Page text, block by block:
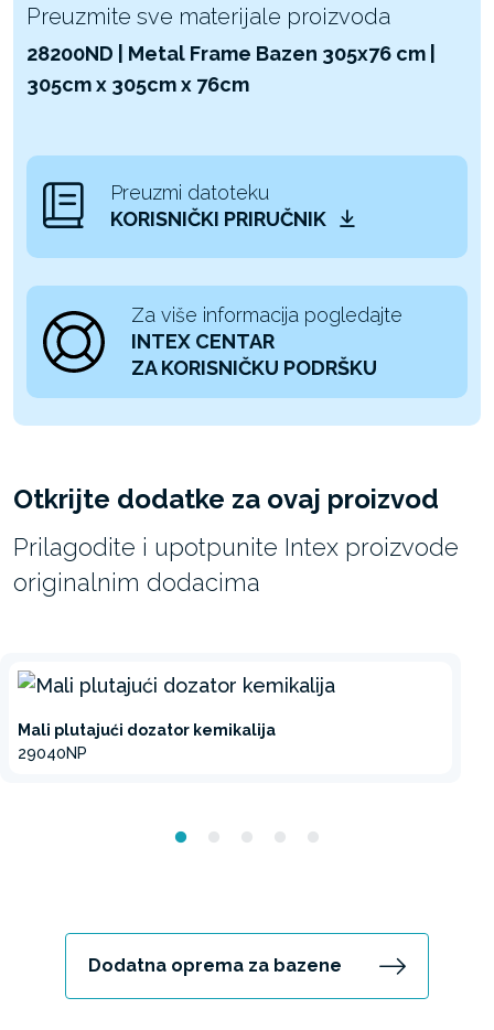
Preuzmite sve materijale proizvoda
28200ND | Metal Frame Bazen 305x76 cm |
305cm x 305cm x 76cm
Preuzmi datoteku
KORISNIČKI PRIRUČNIK
Za više informacija pogledajte
INTEX CENTAR
ZA KORISNIČKU PODRŠKU
Otkrijte dodatke za ovaj proizvod
Prilagodite i upotpunite Intex proizvode
originalnim dodacima
Mali plutajući dozator kemikalija
29040NP
Dodatna oprema za bazene